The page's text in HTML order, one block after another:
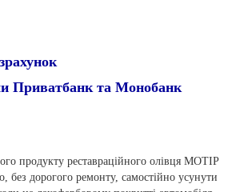
Приватбанк та Монобанк
продукту реставраційного олівця MOTIP
без дорогого ремонту, самостійно усунути